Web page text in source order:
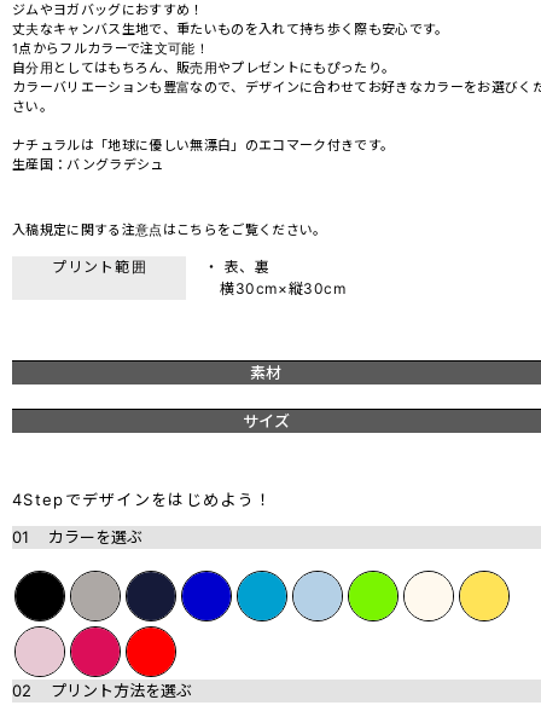
ジムやヨガバッグにおすすめ！
丈夫なキャンバス生地で、重たいものを入れて持ち歩く際も安心です。
1点からフルカラーで注文可能！
自分用としてはもちろん、販売用やプレゼントにもぴったり。
カラーバリエーションも豊富なので、デザインに合わせてお好きなカラーをお選びく
さい。
ナチュラルは「地球に優しい無漂白」のエコマーク付きです。
生産国：バングラデシュ
入稿規定に関する注意点は こちら をご覧ください。
プリント範囲
・ 表、裏
横30cm×縦30cm
素材
サイズ
4Stepでデザインをはじめよう！
01
カラーを選ぶ
02 プリント方法を選ぶ